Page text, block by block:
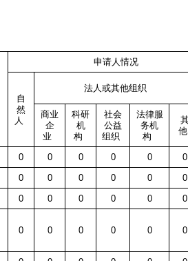
申请人情况
自
然
人
法人或其他组织
商业
企
业
科研
机
构
社会
公益
组织
法律服
务机
构
他
0 0 0 0 0
0
0 0 0 0 0 0
0 0 0 0 0
0
0 0 0 0 0 0